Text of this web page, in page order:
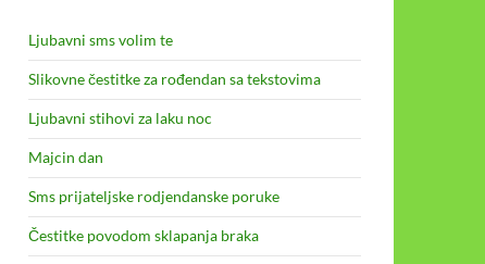
Ljubavni sms volim te
Slikovne čestitke za rođendan sa tekstovima
Ljubavni stihovi za laku noc
Majcin dan
Sms prijateljske rodjendanske poruke
Čestitke povodom sklapanja braka